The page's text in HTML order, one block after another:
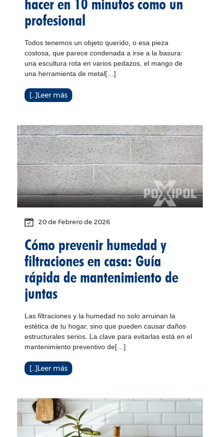
hacer en 10 minutos como un
profesional
Todos tenemos un objeto querido, o esa pieza
costosa, que parece condenada a irse a la basura:
una escultura rota en varios pedazos, el mango de
una herramienta de metal[…]
[…]Leer más
20 de Febrerode 2026
Cómo prevenir humedad y
filtraciones en casa: Guía
rápida de mantenimiento de
juntas
Las filtraciones y la humedad no solo arruinan la
estética de tu hogar, sino que pueden causar daños
estructurales serios. La clave para evitarlas está en el
mantenimiento preventivo de[…]
[…]Leer más